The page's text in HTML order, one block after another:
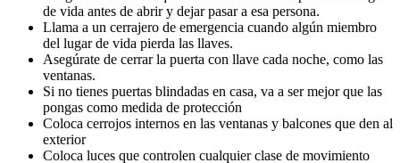
de vida antes de abrir y dejar pasar a esa persona.
Llama a un cerrajero de emergencia cuando algún miembro
del lugar de vida pierda las llaves.
Asegúrate de cerrar la puerta con llave cada noche, como las
ventanas.
Si no tienes puertas blindadas en casa, va a ser mejor que las
pongas como medida de protección
Coloca cerrojos internos en las ventanas y balcones que den al
exterior
Coloca luces que controlen cualquier clase de movimiento